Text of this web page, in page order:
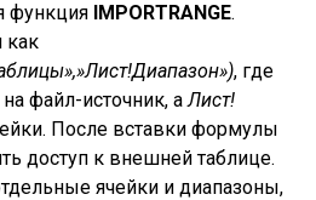
функция IMPORTRANGE.
как
, где
файл-источник, аЛист!
После вставки формулы
доступ к внешней таблице.
ячейки и диапазоны,